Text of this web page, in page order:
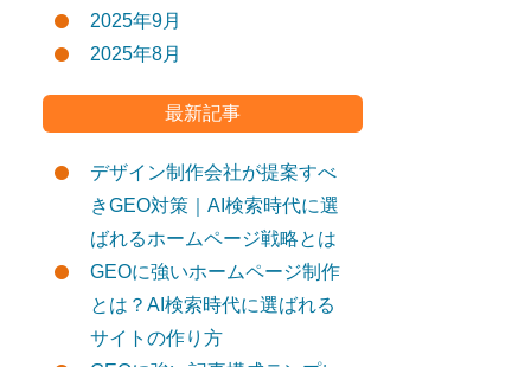
2025年9月
2025年8月
最新記事
デザイン制作会社が提案すべ
きGEO対策｜AI検索時代に選
ばれるホームページ戦略とは
GEOに強いホームページ制作
とは？AI検索時代に選ばれる
サイトの作り方